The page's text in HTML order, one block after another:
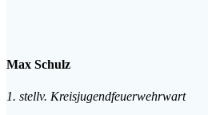
Max Schulz
1. stellv. Kreisjugendfeuerwehrwart